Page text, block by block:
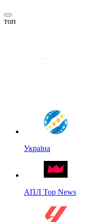
топ
Україна
АПЛ Top News